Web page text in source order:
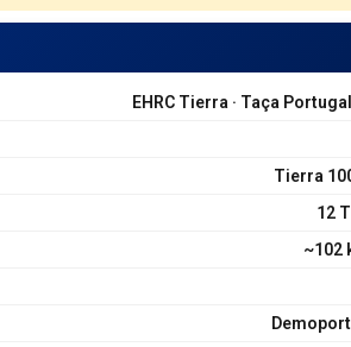
EHRC Tierra · Taça
Tierra
12
~102